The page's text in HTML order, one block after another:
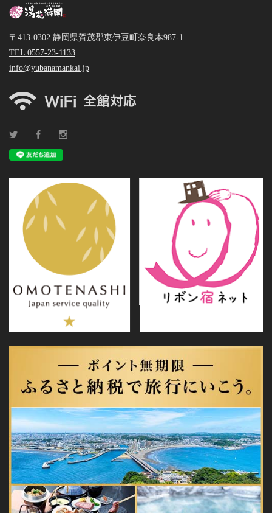
〒413-0302 静岡県賀茂郡東伊豆町奈良本987-1
TEL 0557-23-1133
info@yubanamankai.jp